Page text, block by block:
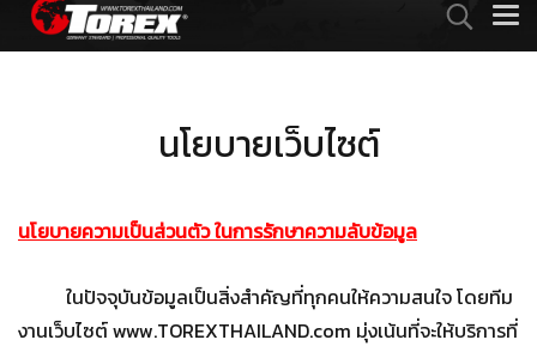
นโยบายเว็บไซต์
นโยบายความเป็นส่วนตัว ในการรักษาความลับข้อมูล
ในปัจจุบันข้อมูลเป็นสิ่งสำคัญที่ทุกคนให้ความสนใจ โดยทีม
งานเว็บไซต์ www.TOREXTHAILAND.com มุ่งเน้นที่จะให้บริการที่